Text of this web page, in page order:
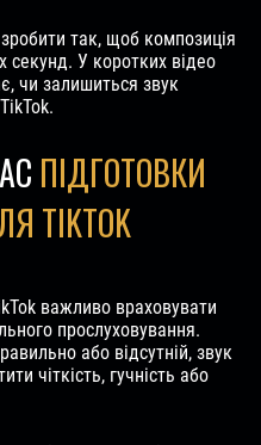
так, щоб композиція
секунд. У коротких відео
чи залишиться звук
ПІДГОТОВКИ
TIKTOK
важливо враховувати
прослуховування.
або відсутній, звук
чіткість, гучність або